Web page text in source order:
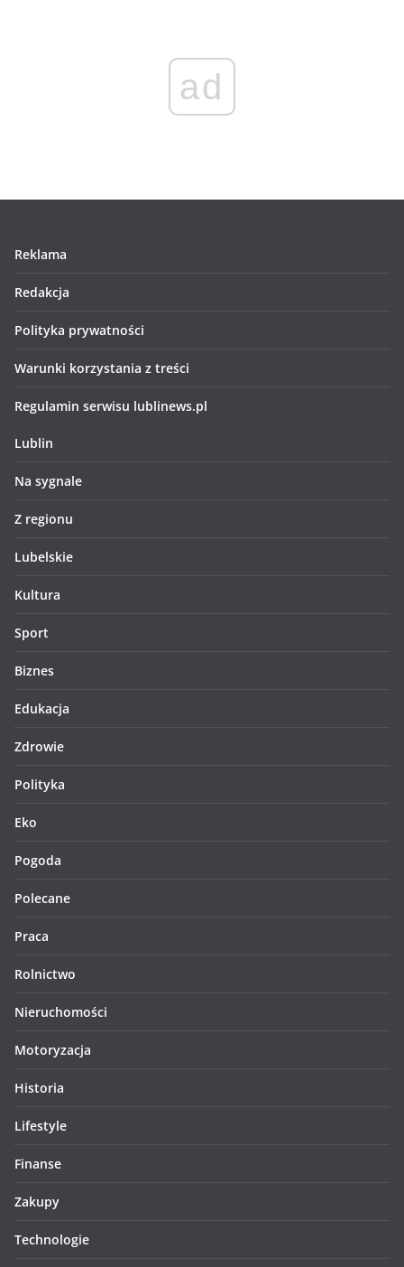
ad
Reklama
Redakcja
Polityka prywatności
Warunki korzystania z treści
Regulamin serwisu lublinews.pl
Lublin
Na sygnale
Z regionu
Lubelskie
Kultura
Sport
Biznes
Edukacja
Zdrowie
Polityka
Eko
Pogoda
Polecane
Praca
Rolnictwo
Nieruchomości
Motoryzacja
Historia
Lifestyle
Finanse
Zakupy
Technologie